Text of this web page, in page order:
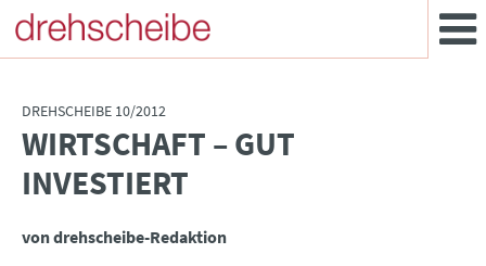
DREHSCHEIBE 10/2012
:WIRTSCHAFT – GUT
INVESTIERT
von drehscheibe-Redaktion